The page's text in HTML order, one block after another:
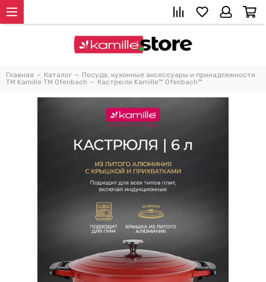
Главная Каталог
Посуда, кухонные аксессуары и принадлежности
TM Kamille TM Ofenbach
Кастрюли Kamille™ Ofenbach™